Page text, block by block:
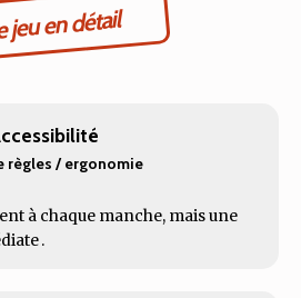
jeu en détail
règles / ergonomie
à chaque manche, mais une
.